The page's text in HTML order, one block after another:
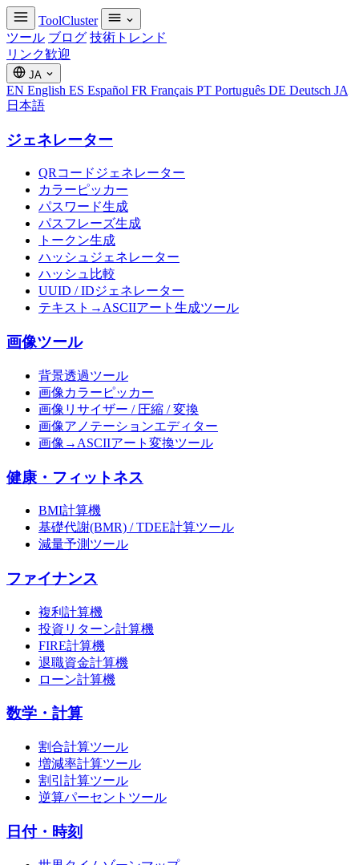
ToolCluster
ツール ブログ 技術トレンド
リンク歓迎
JA
EN English ES Español FR Français PT Português DE Deutsch JA
日本語
ジェネレーター
QRコードジェネレーター
カラーピッカー
パスワード生成
パスフレーズ生成
トークン生成
ハッシュジェネレーター
ハッシュ比較
UUID / IDジェネレーター
テキスト→ASCIIアート生成ツール
画像ツール
背景透過ツール
画像カラーピッカー
画像リサイザー / 圧縮 / 変換
画像アノテーションエディター
画像→ASCIIアート変換ツール
健康・フィットネス
BMI計算機
基礎代謝(BMR) / TDEE計算ツール
減量予測ツール
ファイナンス
複利計算機
投資リターン計算機
FIRE計算機
退職資金計算機
ローン計算機
数学・計算
割合計算ツール
増減率計算ツール
割引計算ツール
逆算パーセントツール
日付・時刻